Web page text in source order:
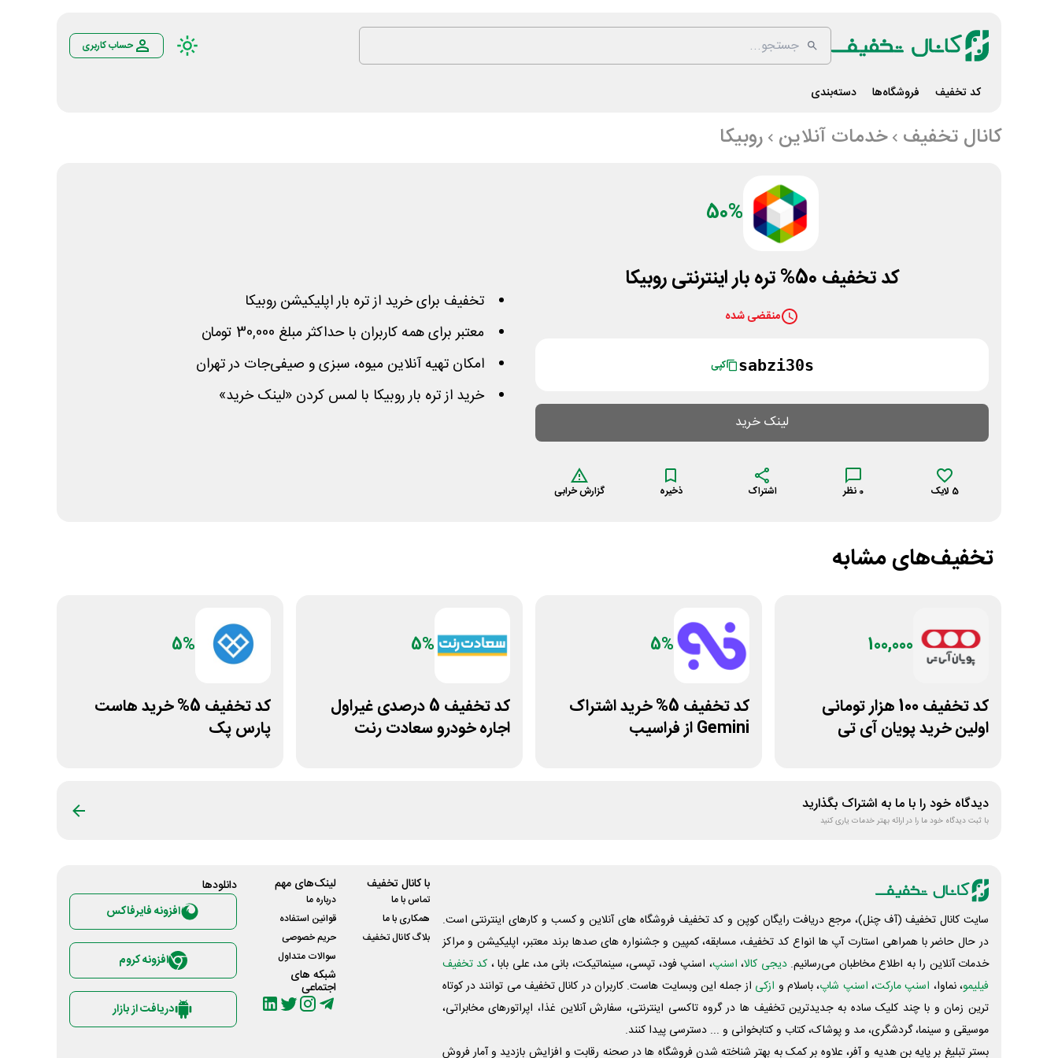
حساب کاربری
کد تخفیف فروشگاه‌ها دسته‌بندی
کانال تخفیف خدمات آنلاین روبیکا
50%
کد تخفیف 50% تره بار اینترنتی روبیکا
منقضی شده
sabzi30s کپی
لینک خرید
5 لایک 0 نظر اشتراک ذخیره گزارش خرابی
تخفیف برای خرید از تره بار اپلیکیشن روبیکا
معتبر برای همه کاربران با حداکثر مبلغ 30,000 تومان
امکان تهیه آنلاین میوه، سبزی و صیفی‌جات در تهران
خرید از تره بار روبیکا با لمس کردن «لینک خرید»
تخفیف‌های مشابه
100,000
کد تخفیف 100 هزار تومانی
اولین خرید پویان آی تی
5%
کد تخفیف 5% خرید اشتراک
Gemini از فراسیب
5%
کد تخفیف 5 درصدی غیراول
اجاره خودرو سعادت رنت
5%
کد تخفیف 5% خرید هاست
پارس پک
دیدگاه خود را با ما به اشتراک بگذارید
با ثبت دیدگاه خود ما را در ارائه بهتر خدمات یاری کنید
سایت کانال تخفیف (آف چنل)، مرجع دریافت رایگان کوپن و کد تخفیف فروشگاه های آنلاین و کسب و‌ کارهای اینترنتی است.
در حال حاضر با همراهی استارت آپ ها انواع کد تخفیف، مسابقه، کمپین و جشنواره های صدها برند معتبر، اپلیکیشن و مراکز
خدمات آنلاین را به اطلاع مخاطبان می‌رسانیم. دیجی کالا، اسنپ، اسنپ فود، تپسی، سینماتیکت، بانی مد، علی‌ بابا ، کد تخفیف
فیلیمو، نماوا، اسنپ مارکت، اسنپ شاپ، باسلام و ازکی از جمله این وبسایت ‌هاست. کاربران در کانال تخفیف می توانند در کوتاه
ترین زمان و با چند کلیک ساده به جدیدترین تخفیف ها در گروه تاکسی اینترنتی، سفارش آنلاین غذا، اپراتورهای مخابراتی،
موسیقی و سینما، گردشگری، مد و پوشاک، کتاب و کتابخوانی و ... دسترسی پیدا کنند.
بستر تبلیغ بر پایه بن هدیه و آفر، علاوه بر کمک به بهتر شناخته شدن فروشگاه ها در صحنه رقابت و افزایش بازدید و آمار فروش
با کانال تخفیف
تماس با ما
همکاری با ما
بلاگ کانال تخفیف
لینک‌های مهم
درباره ما
قوانین استفاده
حریم خصوصی
سوالات متداول
شبکه های
اجتماعی
دانلود‌ها
افزونه فایرفاکس
افزونه کروم
دریافت از بازار